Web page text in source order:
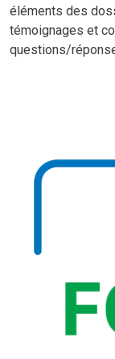
éléments des
témoignages et
questions/